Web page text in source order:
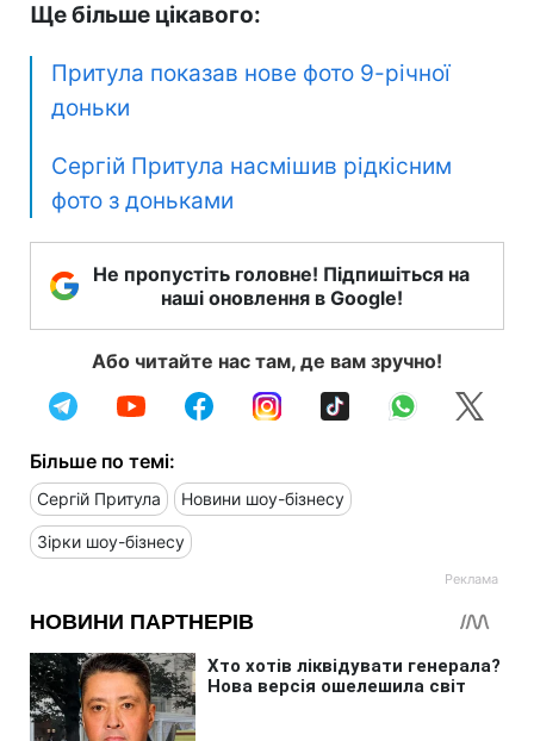
Ще більше цікавого:
Притула показав нове фото 9-річної
доньки
Сергій Притула насмішив рідкісним
фото з доньками
Не пропустіть головне! Підпишіться на
наші оновлення в Google!
Або читайте нас там, де вам зручно!
Більше по темі:
Сергій Притула Новини шоу-бізнесу
Зірки шоу-бізнесу